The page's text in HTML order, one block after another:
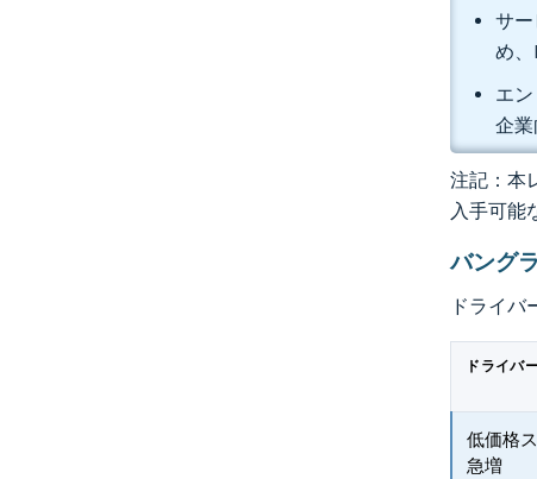
サ
め、
エ
企業
注記：本
入手可能
バング
ドライバ
ドライバ
低価格
急増